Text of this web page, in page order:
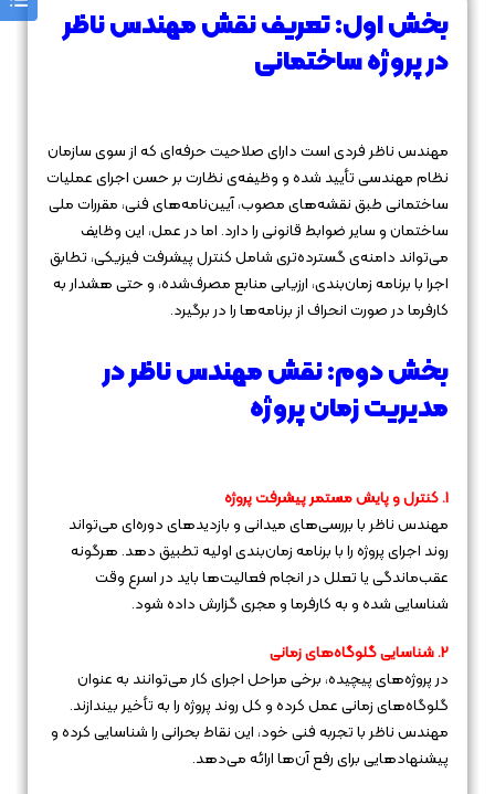
بخش اول: تعریف نقش مهندس ناظر
در پروژه ساختمانی
مهندس ناظر فردی است دارای صلاحیت حرفه‌ای که از سوی سازمان
نظام مهندسی تأیید شده و وظیفه‌ی نظارت بر حسن اجرای عملیات
ساختمانی طبق نقشه‌های مصوب، آیین‌نامه‌های فنی، مقررات ملی
ساختمان و سایر ضوابط قانونی را دارد. اما در عمل، این وظایف
می‌تواند دامنه‌ی گسترده‌تری شامل کنترل پیشرفت فیزیکی، تطابق
اجرا با برنامه زمان‌بندی، ارزیابی منابع مصرف‌شده، و حتی هشدار به
کارفرما در صورت انحراف از برنامه‌ها را در برگیرد.
بخش دوم: نقش مهندس ناظر در
مدیریت زمان پروژه
1. کنترل و پایش مستمر پیشرفت پروژه
مهندس ناظر با بررسی‌های میدانی و بازدیدهای دوره‌ای می‌تواند
روند اجرای پروژه را با برنامه زمان‌بندی اولیه تطبیق دهد. هرگونه
عقب‌ماندگی یا تعلل در انجام فعالیت‌ها باید در اسرع وقت
شناسایی شده و به کارفرما و مجری گزارش داده شود.
2. شناسایی گلوگاه‌های زمانی
در پروژه‌های پیچیده، برخی مراحل اجرای کار می‌توانند به عنوان
گلوگاه‌های زمانی عمل کرده و کل روند پروژه را به تأخیر بیندازند.
مهندس ناظر با تجربه فنی خود، این نقاط بحرانی را شناسایی کرده و
پیشنهادهایی برای رفع آن‌ها ارائه می‌دهد.